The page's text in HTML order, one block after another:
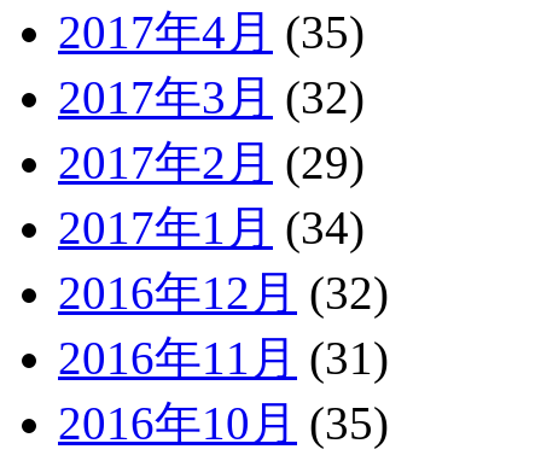
2017年4月 (35)
2017年3月 (32)
2017年2月 (29)
2017年1月 (34)
2016年12月 (32)
2016年11月 (31)
2016年10月 (35)